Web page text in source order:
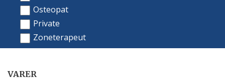
VARER